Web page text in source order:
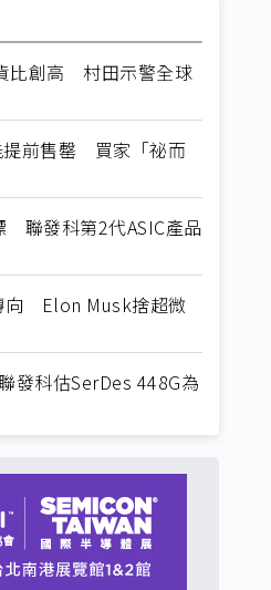
比創高 村田示警全球
提前售罄 買家「祕而
聯發科第2代ASIC產品
向 Elon Musk捨超微
發科估SerDes 448G為